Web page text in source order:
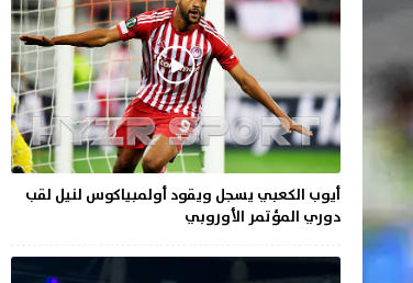
أيوب الكعبي يسجل ويقود أولمبياكوس لنيل لقب
دوري المؤتمر الأوروبي